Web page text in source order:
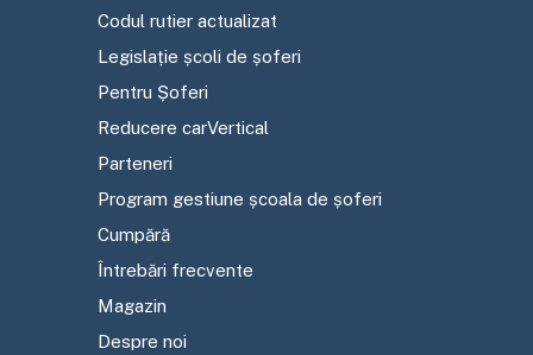
Codul rutier actualizat
Legislație școli de șoferi
Pentru Șoferi
Reducere carVertical
Parteneri
Program gestiune școala de șoferi
Cumpără
Întrebări frecvente
Magazin
Despre noi